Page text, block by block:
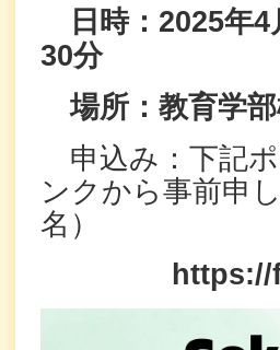
日時：2025年4
30分
場所：教育学
申込み：下記
ンクから事前申
名）